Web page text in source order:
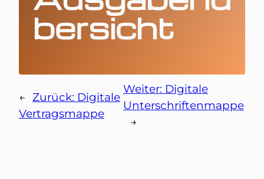
bersicht
← Zurück: Digitale
Vertragsmappe
Weiter: Digitale
Unterschriftenmappe
→